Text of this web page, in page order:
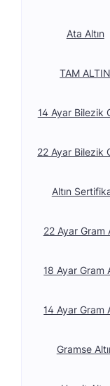
Ata Altın
TAM ALTIN
14 Ayar Bilezik
22 Ayar Bilezik
Altın
22 Ayar Gram
18 Ayar Gram
14 Ayar Gram
Gramse